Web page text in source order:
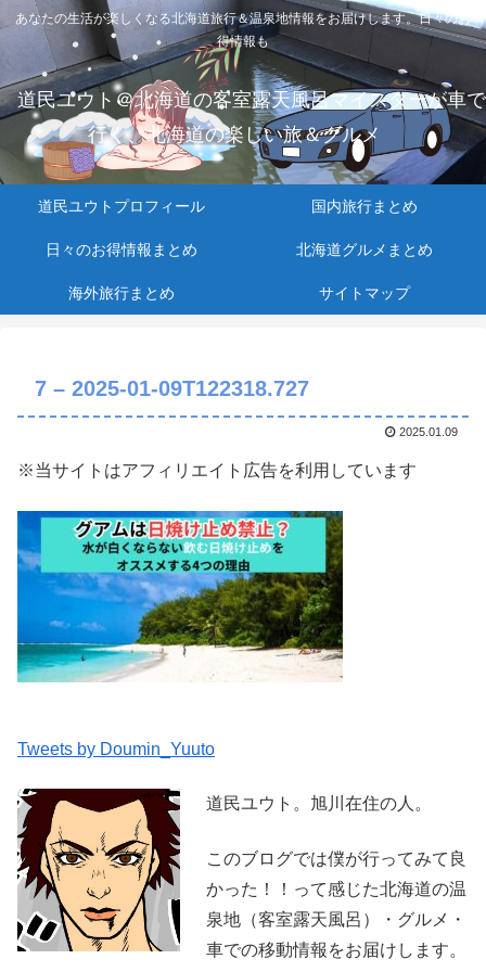
あなたの生活が楽しくなる北海道旅行＆温泉地情報をお届けします。日々のお
得情報も
道民ユウト＠北海道の客室露天風呂マイスターが車で
行く、北海道の楽しい旅＆グルメ
道民ユウトプロフィール 国内旅行まとめ
日々のお得情報まとめ 北海道グルメまとめ
海外旅行まとめ サイトマップ
7 – 2025-01-09T122318.727
2025.01.09
※当サイトはアフィリエイト広告を利用しています
Tweets by Doumin_Yuuto
道民ユウト。旭川在住の人。
このブログでは僕が行ってみて良
かった！！って感じた北海道の温
泉地（客室露天風呂）・グルメ・
車での移動情報をお届けします。